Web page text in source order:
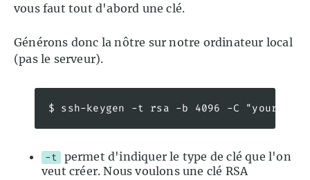
vous faut tout d'abord une clé.
Générons donc la nôtre sur notre ordinateur local
(pas le serveur).
$ ssh-keygen -t rsa -b 4096 -C
-t permet d'indiquer le type de clé que l'on
veut créer. Nous voulons une clé RSA